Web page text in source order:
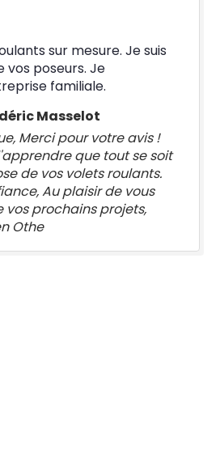
sur mesure. Je suis
vos poseurs. Je
familiale.
Masselot
Merci pour votre avis !
que tout se soit
de vos volets roulants.
Au plaisir de vous
prochains projets,
Othe